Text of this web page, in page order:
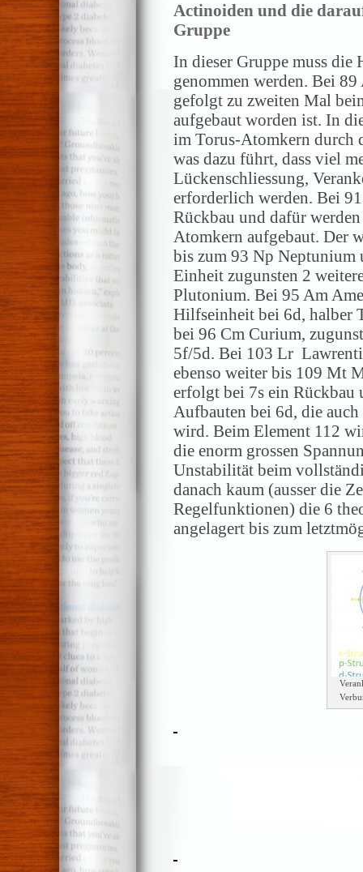
Actinoiden und die
Gruppe
In dieser Gruppe muss
genommen werden. Bei
gefolgt zu zweiten Mal
aufgebaut worden ist. In
im Torus-Atomkern durch
was dazu führt, dass viel
Lückenschliessung,
erforderlich werden. Bei
Rückbau und dafür
Atomkern aufgebaut. Der
bis zum 93 Np Neptunium
Einheit zugunsten 2
Plutonium. Bei 95 Am
Hilfseinheit bei 6d, halber
bei 96 Cm Curium,
5f/5d. Bei 103 Lr
ebenso weiter bis 109 Mt
erfolgt bei 7s ein Rückbau
Aufbauten bei 6d, die
wird. Beim Element 112
die enorm grossen
Unstabilität beim
danach kaum (ausser die
Regelfunktionen) die 6
angelagert bis zum